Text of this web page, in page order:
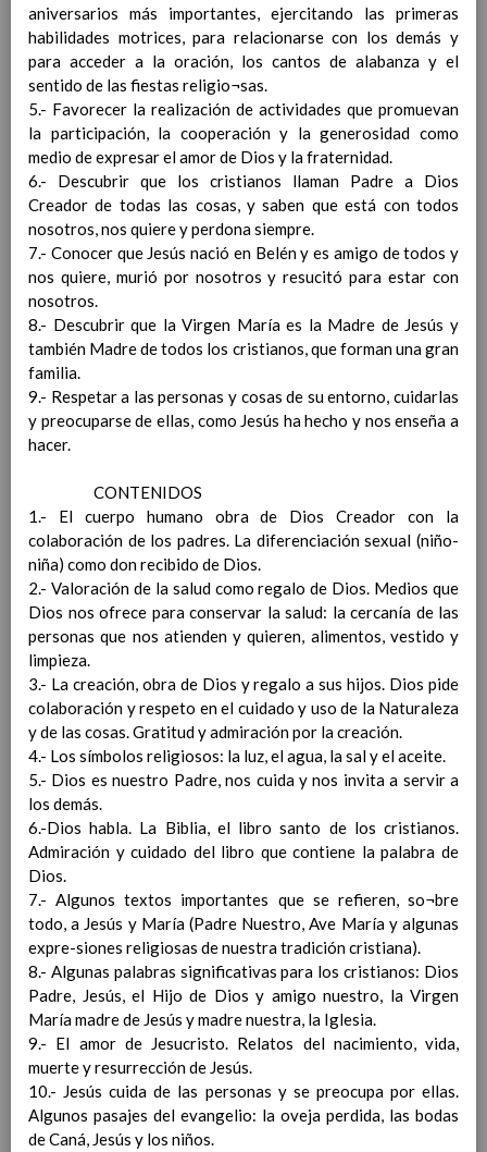
2019
Proyecto curricular de
ReligiÃ³n CatÃ³lica en
Segundo Ciclo de Infantil
ConcreciÃ³n curricular para la
etapa
Ãrea III: Lenguajes:
comunicaciÃ³n y
representaciÃ³n
Ãrea II: Conocimiento del
Ãrea I: Conocimiento de sÃ­
mismo y autonomÃ­a
MetodologÃ­a
Recursos
Ãrea de Lengua Castellana y
Literatura
ContribuciÃ³n del Ã¡rea a
las competencias clave
ConcreciÃ³n curricular
Ã¡rea y de
competencias
Ãrea de MatemÃ¡ticas
Objetivos del Ã¡rea
ContribuciÃ³n del Ã¡rea a
ConcreciÃ³n curricular
para la etapa. Perfiles de
competencias
Ãrea de Lengua Extranjera
(inglÃ©s)
Objetivos del Ã¡rea
ContribuciÃ³n del Ã¡rea a
las competencias clave
ConcreciÃ³n curricular
Ã¡rea y de
competencias
aniversarios más importantes, ejercitando las primeras
habilidades motrices, para relacionarse con los demás y
para acceder a la oración, los cantos de alabanza y el
sentido de las fiestas religio¬sas.
5.- Favorecer la realización de actividades que promuevan
la participación, la cooperación y la generosidad como
medio de expresar el amor de Dios y la fraternidad.
6.- Descubrir que los cristianos llaman Padre a Dios
Creador de todas las cosas, y saben que está con todos
nosotros, nos quiere y perdona siempre.
7.- Conocer que Jesús nació en Belén y es amigo de todos y
nos quiere, murió por nosotros y resucitó para estar con
nosotros.
8.- Descubrir que la Virgen María es la Madre de Jesús y
también Madre de todos los cristianos, que forman una gran
familia.
9.- Respetar a las personas y cosas de su entorno, cuidarlas
y preocuparse de ellas, como Jesús ha hecho y nos enseña a
hacer.
CONTENIDOS
1.- El cuerpo humano obra de Dios Creador con la
colaboración de los padres. La diferenciación sexual (niño-
niña) como don recibido de Dios.
2.- Valoración de la salud como regalo de Dios. Medios que
Dios nos ofrece para conservar la salud: la cercanía de las
personas que nos atienden y quieren, alimentos, vestido y
limpieza.
3.- La creación, obra de Dios y regalo a sus hijos. Dios pide
colaboración y respeto en el cuidado y uso de la Naturaleza
y de las cosas. Gratitud y admiración por la creación.
4.- Los símbolos religiosos: la luz, el agua, la sal y el aceite.
5.- Dios es nuestro Padre, nos cuida y nos invita a servir a
los demás.
6.-Dios habla. La Biblia, el libro santo de los cristianos.
Admiración y cuidado del libro que contiene la palabra de
Dios.
7.- Algunos textos importantes que se refieren, so¬bre
todo, a Jesús y María (Padre Nuestro, Ave María y algunas
expre-siones religiosas de nuestra tradición cristiana).
8.- Algunas palabras significativas para los cristianos: Dios
Padre, Jesús, el Hijo de Dios y amigo nuestro, la Virgen
María madre de Jesús y madre nuestra, la Iglesia.
9.- El amor de Jesucristo. Relatos del nacimiento, vida,
muerte y resurrección de Jesús.
10.- Jesús cuida de las personas y se preocupa por ellas.
Algunos pasajes del evangelio: la oveja perdida, las bodas
de Caná, Jesús y los niños.